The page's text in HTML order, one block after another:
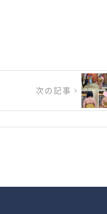
次の記事